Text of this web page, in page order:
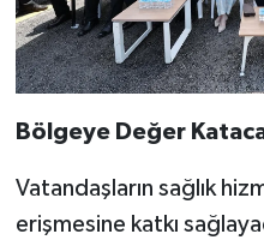
Bölgeye Değer
Vatandaşların sağlık
erişmesine katkı